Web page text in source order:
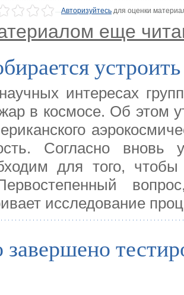
Авторизуйтесьдля оценки
еще
интересах
в космосе. Об этом
Согласно вновь
для того,
исследование